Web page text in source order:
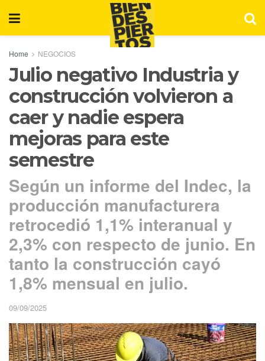
Home NEGOCIOS
Julio negativo Industria y
construcción volvieron a
caer y nadie espera
mejoras para este
semestre
Según un informe del Indec, la
producción manufacturera
retrocedió 1,1% interanual y
2,3% con respecto de junio. En
tanto la construcción cayó
1,8% mensual en julio.
09/09/2025